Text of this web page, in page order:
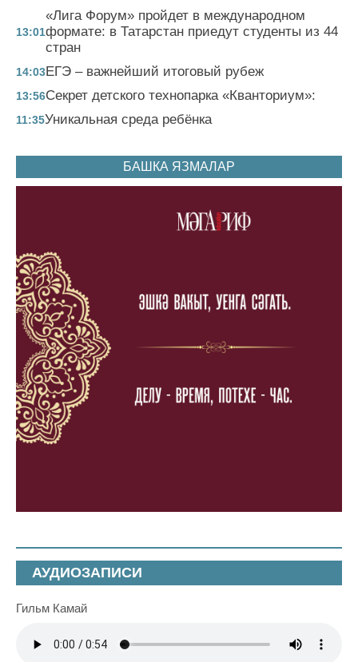
13:01
«Лига Форум» пройдет в международном
формате: в Татарстан приедут студенты из 44
стран
14:03ЕГЭ – важнейший итоговый рубеж
13:56Секрет детского технопарка «Кванториум»:
11:35Уникальная среда ребёнка
БАШКА ЯЗМАЛАР
АУДИОЗАПИСИ
Гильм Камай